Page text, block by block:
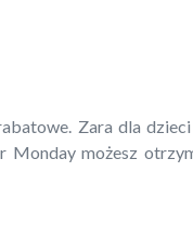
Zara dla
możesz